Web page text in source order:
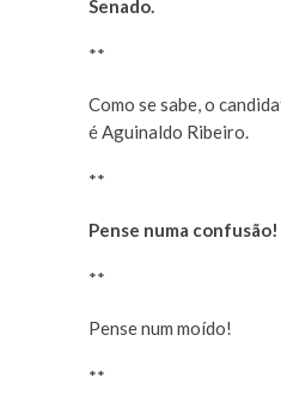
Senado.
**
Como se sabe, o
é Aguinaldo Ribeiro.
**
Pense numa confusão!
**
Pense num moído!
**